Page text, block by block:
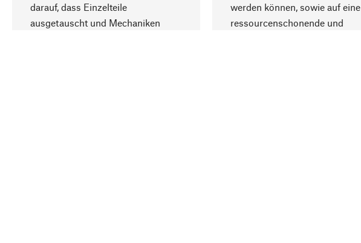
darauf, dass Einzelteile
ausgetauscht und Mechaniken
werden können, sowie auf eine
ressourcenschonende und